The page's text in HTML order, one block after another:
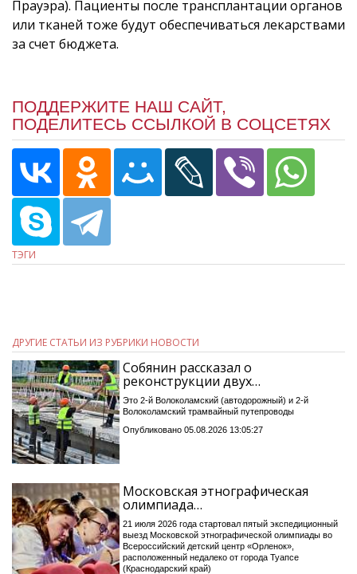
Прауэра). Пациенты после трансплантации органов
или тканей тоже будут обеспечиваться лекарствами
за счет бюджета.
ПОДДЕРЖИТЕ НАШ САЙТ,
ПОДЕЛИТЕСЬ ССЫЛКОЙ В СОЦСЕТЯХ
ТЭГИ
ДРУГИЕ СТАТЬИ ИЗ РУБРИКИ НОВОСТИ
Собянин рассказал о
реконструкции двух…
Это 2-й Волоколамский (автодорожный) и 2-й
Волоколамский трамвайный путепроводы
Опубликовано 05.08.2026 13:05:27
Московская этнографическая
олимпиада…
21 июля 2026 года стартовал пятый экспедиционный
выезд Московской этнографической олимпиады во
Всероссийский детский центр «Орленок»,
расположенный недалеко от города Туапсе
(Краснодарский край)